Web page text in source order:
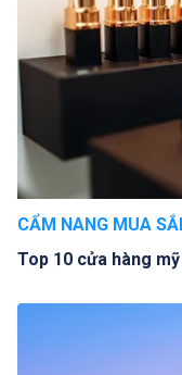
CẨM NANG MUA
Top 10 cửa hàng